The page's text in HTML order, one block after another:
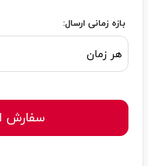
بازه زمانی ارسال:
هر زمان
سفارش